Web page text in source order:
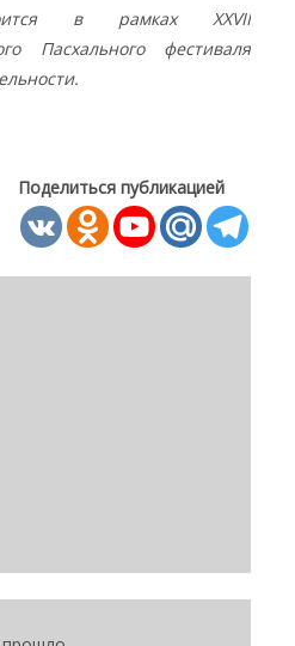
в рамках XXVII
Пасхального фестиваля
Поделиться публикацией